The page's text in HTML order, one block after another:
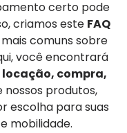
certo pode
criamos este FAQ
comuns sobre
você encontrará
locação, compra,
nossos produtos,
escolha para suas
mobilidade.